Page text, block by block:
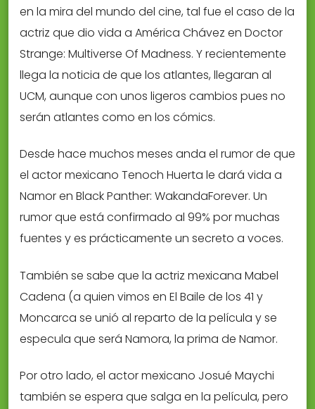
en la mira del mundo del cine, tal fue el caso de la
actriz que dio vida a América Chávez en Doctor
Strange: Multiverse Of Madness. Y recientemente
llega la noticia de que los atlantes, llegaran al
UCM, aunque con unos ligeros cambios pues no
serán atlantes como en los cómics.
Desde hace muchos meses anda el rumor de que
el actor mexicano Tenoch Huerta le dará vida a
Namor en Black Panther: WakandaForever. Un
rumor que está confirmado al 99% por muchas
fuentes y es prácticamente un secreto a voces.
También se sabe que la actriz mexicana Mabel
Cadena (a quien vimos en El Baile de los 41 y
Moncarca se unió al reparto de la película y se
especula que será Namora, la prima de Namor.
Por otro lado, el actor mexicano Josué Maychi
también se espera que salga en la película, pero